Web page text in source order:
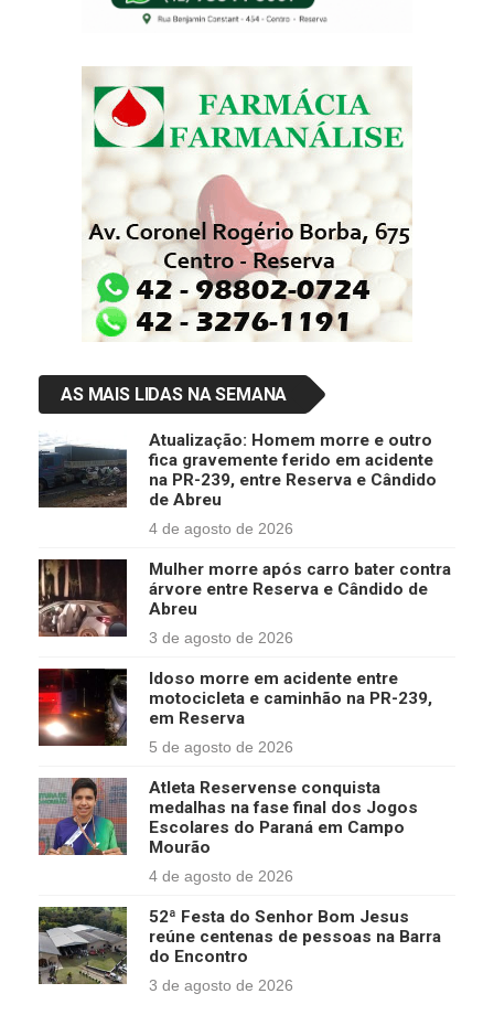
AS MAIS LIDAS NA SEMANA
Atualização: Homem morre e outro
fica gravemente ferido em acidente
na PR-239, entre Reserva e Cândido
de Abreu
4 de agosto de 2026
Mulher morre após carro bater contra
árvore entre Reserva e Cândido de
Abreu
3 de agosto de 2026
Idoso morre em acidente entre
motocicleta e caminhão na PR-239,
em Reserva
5 de agosto de 2026
Atleta Reservense conquista
medalhas na fase final dos Jogos
Escolares do Paraná em Campo
Mourão
4 de agosto de 2026
52ª Festa do Senhor Bom Jesus
reúne centenas de pessoas na Barra
do Encontro
3 de agosto de 2026